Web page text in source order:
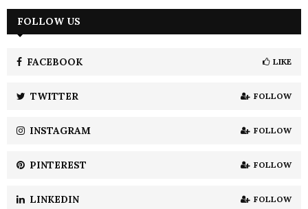
h
H
FOLLOW US
FACEBOOK LIKE
TWITTER FOLLOW
INSTAGRAM FOLLOW
PINTEREST FOLLOW
LINKEDIN FOLLOW